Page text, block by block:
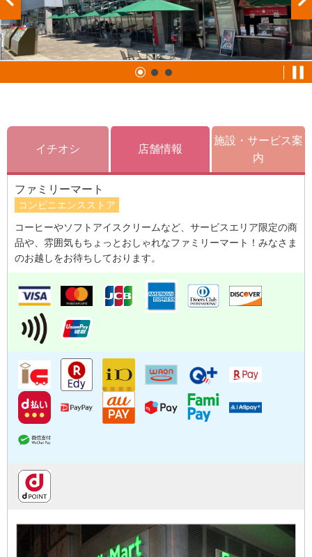
イチオシ 店舗情報
施設・サービス案
内
ファミリーマート
コンビニエンスストア
コーヒーやソフトアイスクリームなど、サービスエリア限定の商
品や、雰囲気もちょっとおしゃれなファミリーマート！みなさま
のお越しをお待ちしております。